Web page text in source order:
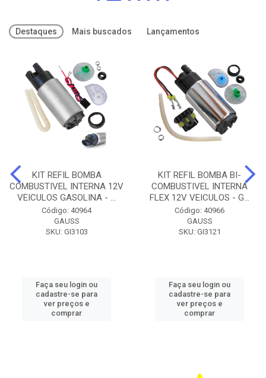
Destaques Mais buscados Lançamentos
KIT REFIL BOMBA
COMBUSTIVEL INTERNA 12V
VEICULOS GASOLINA - ...
Código: 40964
GAUSS
SKU: GI3103
Faça seu login ou
cadastre-se para
ver preços e
comprar
KIT REFIL BOMBA BI-
COMBUSTIVEL INTERNA
FLEX 12V VEICULOS - G...
Código: 40966
GAUSS
SKU: GI3121
Faça seu login ou
cadastre-se para
ver preços e
comprar